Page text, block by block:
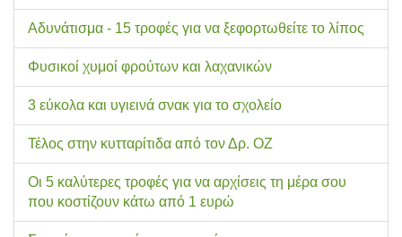
Αδυνάτισμα - 15 τροφές για να ξεφορτωθείτε το λίπος
Φυσικοί χυμοί φρούτων και λαχανικών
3 εύκολα και υγιεινά σνακ για το σχολείo
Τέλος στην κυτταρίτιδα από τον Δρ. ΟΖ
Οι 5 καλύτερες τροφές για να αρχίσεις τη μέρα σου
που κοστίζουν κάτω από 1 ευρώ